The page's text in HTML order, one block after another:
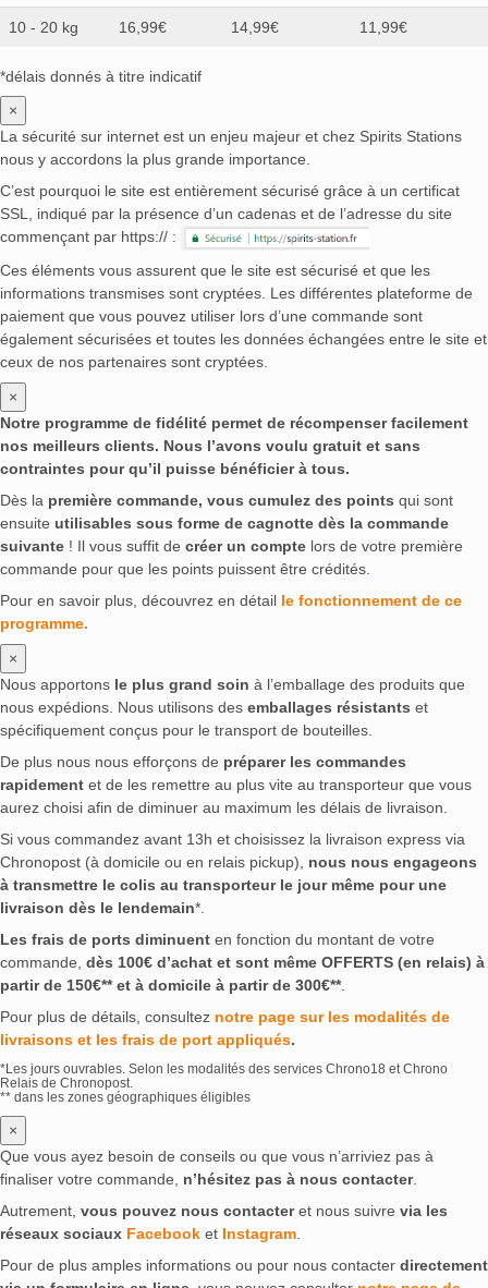
10 - 20 kg 16,99€ 14,99€ 11,99€
*délais donnés à titre indicatif
×
La sécurité sur internet est un enjeu majeur et chez Spirits Stations
nous y accordons la plus grande importance.
C’est pourquoi le site est entièrement sécurisé grâce à un certificat
SSL, indiqué par la présence d’un cadenas et de l’adresse du site
commençant par https:// :
Ces éléments vous assurent que le site est sécurisé et que les
informations transmises sont cryptées. Les différentes plateforme de
paiement que vous pouvez utiliser lors d’une commande sont
également sécurisées et toutes les données échangées entre le site et
ceux de nos partenaires sont cryptées.
×
Notre programme de fidélité permet de récompenser facilement
nos meilleurs clients. Nous l’avons voulu gratuit et sans
contraintes pour qu’il puisse bénéficier à tous.
Dès la première commande, vous cumulez des points qui sont
ensuite utilisables sous forme de cagnotte dès la commande
suivante ! Il vous suffit de créer un compte lors de votre première
commande pour que les points puissent être crédités.
Pour en savoir plus, découvrez en détail le fonctionnement de ce
programme.
×
Nous apportons le plus grand soin à l’emballage des produits que
nous expédions. Nous utilisons des emballages résistants et
spécifiquement conçus pour le transport de bouteilles.
De plus nous nous efforçons de préparer les commandes
rapidement et de les remettre au plus vite au transporteur que vous
aurez choisi afin de diminuer au maximum les délais de livraison.
Si vous commandez avant 13h et choisissez la livraison express via
Chronopost (à domicile ou en relais pickup), nous nous engageons
à transmettre le colis au transporteur le jour même pour une
livraison dès le lendemain*.
Les frais de ports diminuent en fonction du montant de votre
commande, dès 100€ d’achat et sont même OFFERTS (en relais) à
partir de 150€** et à domicile à partir de 300€**.
Pour plus de détails, consultez notre page sur les modalités de
livraisons et les frais de port appliqués.
*Les jours ouvrables. Selon les modalités des services Chrono18 et Chrono
Relais de Chronopost.
** dans les zones géographiques éligibles
×
Que vous ayez besoin de conseils ou que vous n’arriviez pas à
finaliser votre commande, n’hésitez pas à nous contacter.
Autrement, vous pouvez nous contacteret nous suivre via les
réseaux sociaux Facebook et Instagram
Pour de plus amples informations ou pour nous contacter directement